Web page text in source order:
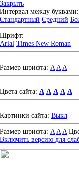
Закрыть
Интервал между буквами:
Стандартный Средний
Шрифт:
Arial Times New Roman
Размер шрифта: A A A
Цвета сайта: A A A A A
Картинки сайта: Выкл
Размер шрифта: A A A
Включить версию для